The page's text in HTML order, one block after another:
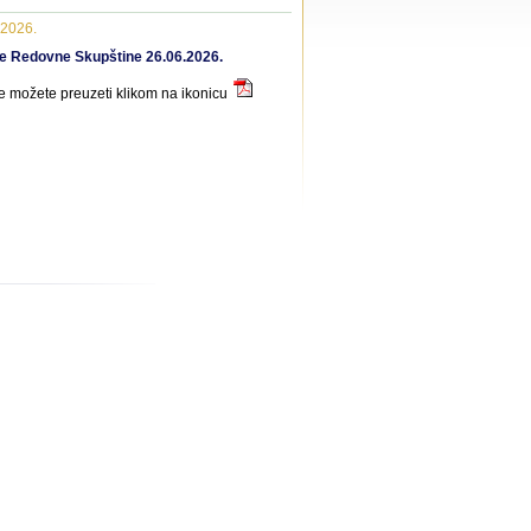
Redovne Skupštine 26.06.2026.
možete preuzeti klikom na ikonicu